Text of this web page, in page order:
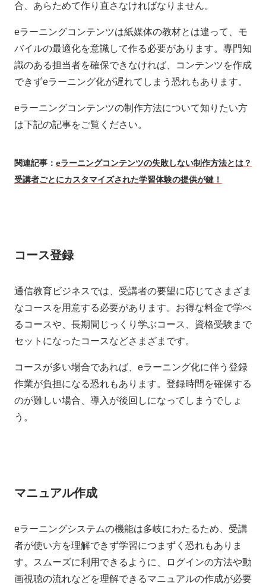
合、あらためて作り直さなければなりません。
eラーニングコンテンツは紙媒体の教材とは違って、モ
バイルの最適化を意識して作る必要があります。専門知
識のある担当者を確保できなければ、コンテンツを作成
できずeラーニング化が遅れてしまう恐れもあります。
eラーニングコンテンツの制作方法について知りたい方
は下記の記事をご覧ください。
関連記事： eラーニングコンテンツの失敗しない制作方法とは？
受講者ごとにカスタマイズされた学習体験の提供が鍵！
コース登録
通信教育ビジネスでは、受講者の要望に応じてさまざま
なコースを用意する必要があります。お得な料金で学べ
るコースや、長期間じっくり学ぶコース、資格受験まで
セットになったコースなどさまざまです。
コースが多い場合であれば、eラーニング化に伴う登録
作業が負担になる恐れもあります。登録時間を確保する
のが難しい場合、導入が後回しになってしまうでしょ
う。
マニュアル作成
eラーニングシステムの機能は多岐にわたるため、受講
者が使い方を理解できず学習につまずく恐れもありま
す。スムーズに利用できるように、ログインの方法や動
画視聴の流れなどを理解できるマニュアルの作成が必要